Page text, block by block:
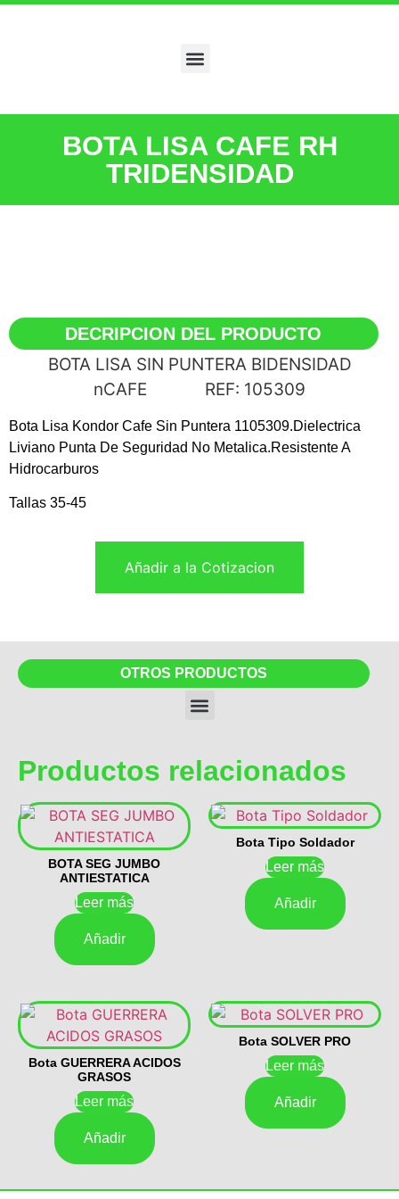
BOTA LISA CAFE RH
TRIDENSIDAD
DECRIPCION DEL PRODUCTO
BOTA LISA SIN PUNTERA BIDENSIDAD
nCAFE REF: 105309
Bota Lisa Kondor Cafe Sin Puntera 1105309.Dielectrica
Liviano Punta De Seguridad No Metalica.Resistente A
Hidrocarburos
Tallas 35-45
Añadir a la Cotizacion
OTROS PRODUCTOS
Productos relacionados
BOTA SEG JUMBO
ANTIESTATICA
Leer más
Añadir
Bota Tipo Soldador
Leer más
Añadir
Bota GUERRERA ACIDOS
GRASOS
Leer más
Añadir
Bota SOLVER PRO
Leer más
Añadir